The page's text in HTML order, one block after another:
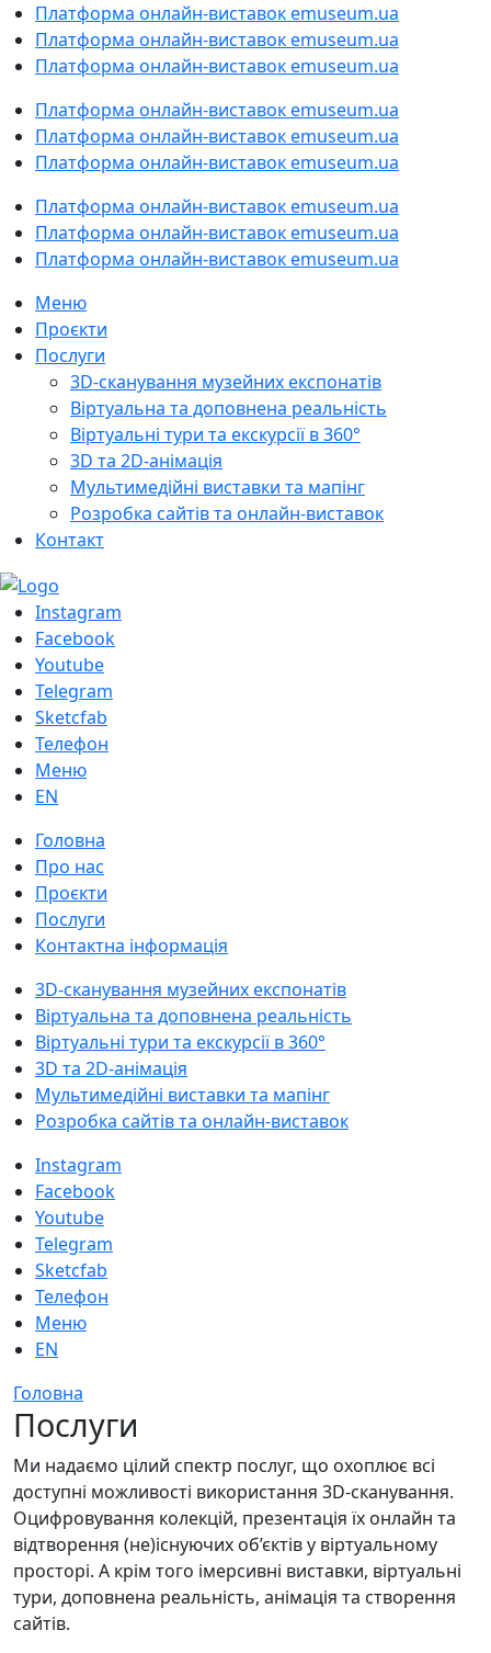
Платформа онлайн-виставок emuseum.ua
Платформа онлайн-виставок emuseum.ua
Платформа онлайн-виставок emuseum.ua
Платформа онлайн-виставок emuseum.ua
Платформа онлайн-виставок emuseum.ua
Платформа онлайн-виставок emuseum.ua
Платформа онлайн-виставок emuseum.ua
Платформа онлайн-виставок emuseum.ua
Платформа онлайн-виставок emuseum.ua
Меню
Проєкти
Послуги
3D-cканування музейних експонатів
Віртуальна та доповнена реальність
Віртуальні тури та екскурсії в 360°
3D та 2D-анімація
Мультимедійні виставки та мапінг
Розробка сайтів та онлайн-виставок
Контакт
Instagram
Facebook
Youtube
Telegram
Sketcfab
Телефон
Меню
EN
Головна
Про нас
Проєкти
Послуги
Контактна інформація
3D-cканування музейних експонатів
Віртуальна та доповнена реальність
Віртуальні тури та екскурсії в 360°
3D та 2D-анімація
Мультимедійні виставки та мапінг
Розробка сайтів та онлайн-виставок
Instagram
Facebook
Youtube
Telegram
Sketcfab
Телефон
Меню
EN
Головна
Послуги
Ми надаємо цілий спектр послуг, що охоплює всі
доступні можливості використання 3D-сканування.
Оцифровування колекцій, презентація їх онлайн та
відтворення (не)існуючих об’єктів у віртуальному
просторі. А крім того імерсивні виставки, віртуальні
тури, доповнена реальність, анімація та створення
сайтів.